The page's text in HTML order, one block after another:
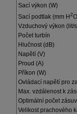
Sací výkon (W)
Sací podtlak (mm H2
Vzduchový výkon (lit/
Počet turbín
Hlučnost (dB)
Napětí (V)
Proud (A)
Příkon (W)
Ovládací napětí pro
Max. vzdálenost k
Optimální počet
Velikost prachového